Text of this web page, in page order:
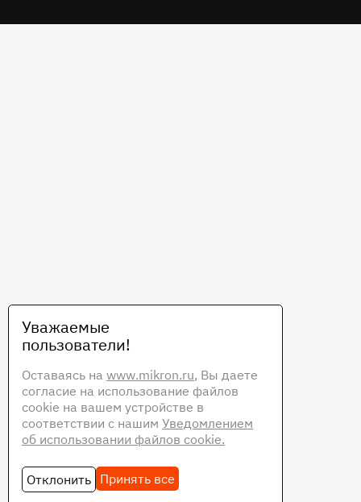
Уважаемые
пользователи!
Оставаясь на www.mikron.ru, Вы даете
согласие на использование файлов
cookie на вашем устройстве в
соответствии с нашим Уведомлением
об использовании файлов cookie.
Отклонить Принять все